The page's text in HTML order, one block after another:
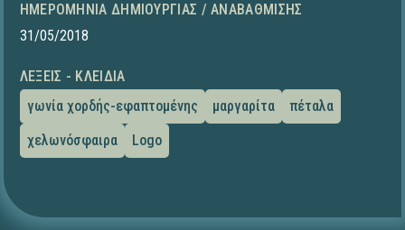
ΗΜΕΡΟΜΗΝΊΑ ΔΗΜΙΟΥΡΓΊΑΣ / ΑΝΑΒΆΘΜΙΣΗΣ
31/05/2018
ΛΈΞΕΙΣ - ΚΛΕΙΔΙΆ
γωνία χορδής-εφαπτομένης
μαργαρίτα
πέταλα
χελωνόσφαιρα
Logo